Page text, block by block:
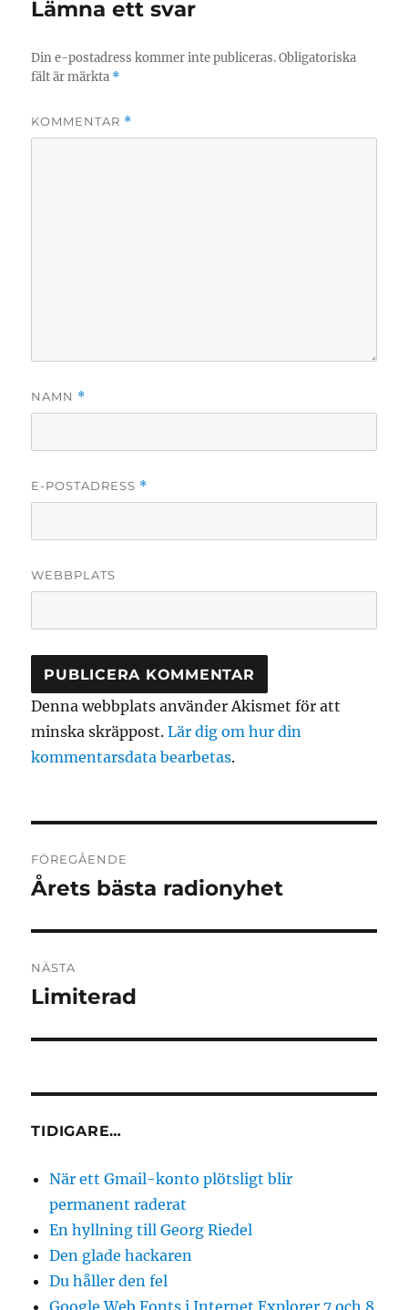
Lämna ett svar
Din e-postadress kommer inte publiceras. Obligatoriska
fält är märkta *
KOMMENTAR *
NAMN *
E-POSTADRESS *
WEBBPLATS
Denna webbplats använder Akismet för att
minska skräppost.Lär dig om hur din
kommentarsdata bearbetas.
FÖREGÅENDE
Föregående
Årets bästa radionyhet
NÄSTA
Nästa
Limiterad
TIDIGARE…
När ett Gmail-konto plötsligt blir
permanent raderat
En hyllning till Georg Riedel
Den glade hackaren
Du håller den fel